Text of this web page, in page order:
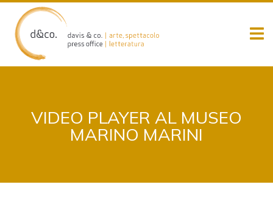
content
VIDEO PLAYER AL MUSEO
MARINO MARINI